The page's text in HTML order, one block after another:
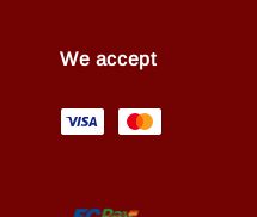
We accept